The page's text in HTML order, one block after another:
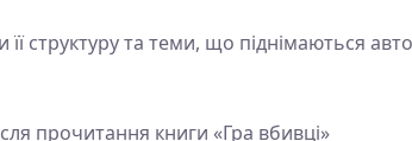
структуру та теми, що піднімаються
прочитання книги «Гра вбивці»